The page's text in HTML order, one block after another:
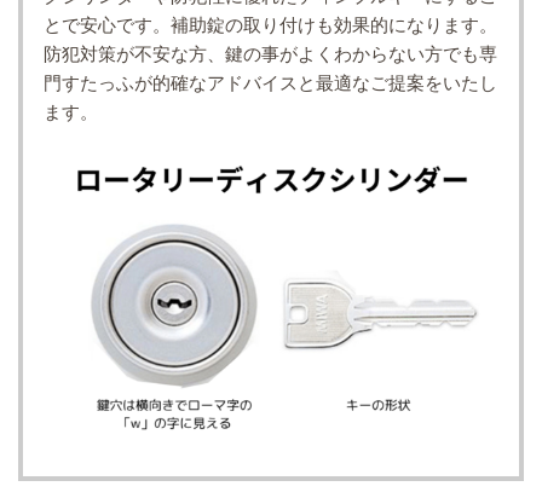
とで安心です。補助錠の取り付けも効果的になります。
防犯対策が不安な方、鍵の事がよくわからない方でも専
門すたっふが的確なアドバイスと最適なご提案をいたし
ます。